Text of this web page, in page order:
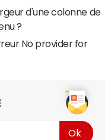
d'une colonne de
?
No provider for